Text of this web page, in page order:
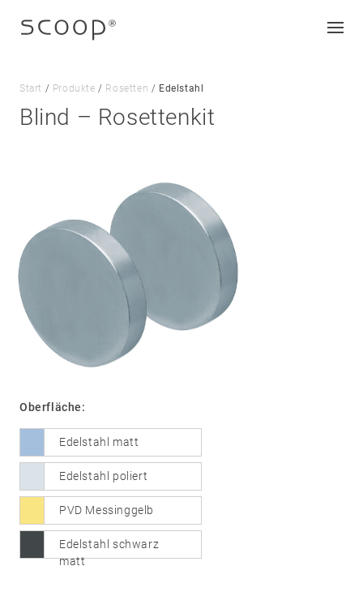
Jobs & Karriere
Downloads
AGB
01Türdrücker
Edelstahl
formspiele ®
Technik
Glastürbeschläge
Edelstahl
formspiele®
Start / Produkte / Rosetten / Edelstahl
Blind – Rosettenkit
Oberfläche:
Edelstahl matt
Edelstahl poliert
PVD Messinggelb
Edelstahl schwarz
matt